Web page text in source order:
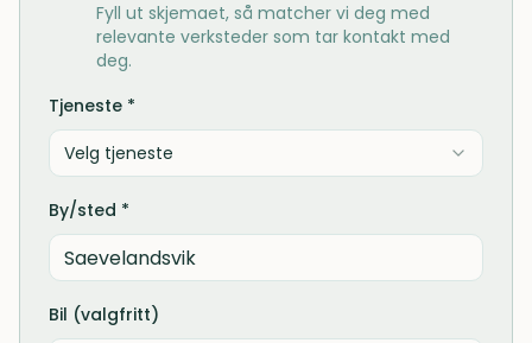
Fyll ut skjemaet, så matcher vi deg med
relevante verksteder som tar kontakt med
deg.
Tjeneste *
Velg tjeneste
By/sted *
Bil (valgfritt)